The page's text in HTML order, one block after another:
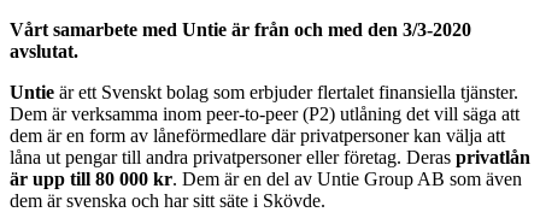
Vårt samarbete med Untie är från och med den 3/3-2020
avslutat.
Untie är ett Svenskt bolag som erbjuder flertalet finansiella tjänster.
Dem är verksamma inom peer-to-peer (P2) utlåning det vill säga att
dem är en form av låneförmedlare där privatpersoner kan välja att
låna ut pengar till andra privatpersoner eller företag. Deras privatlån
är upp till 80 000 kr. Dem är en del av Untie Group AB som även
dem är svenska och har sitt säte i Skövde.